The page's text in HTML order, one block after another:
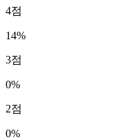
4점
14%
3점
0%
2점
0%